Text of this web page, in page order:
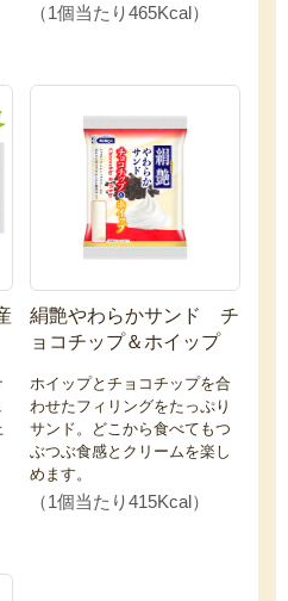
（1個当たり465Kcal）
絹艶やわらかサンド チ
ョコチップ＆ホイップ
ホイップとチョコチップを合
わせたフィリングをたっぷり
サンド。どこから食べてもつ
ぶつぶ食感とクリームを楽し
めます。
（1個当たり415Kcal）